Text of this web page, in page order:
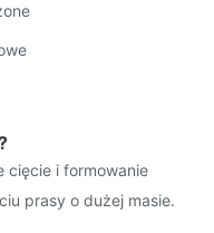
cięcie i formowanie
prasy o dużej masie.